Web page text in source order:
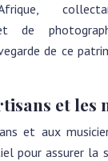
et de
de ce
et les
et aux
pour assurer la